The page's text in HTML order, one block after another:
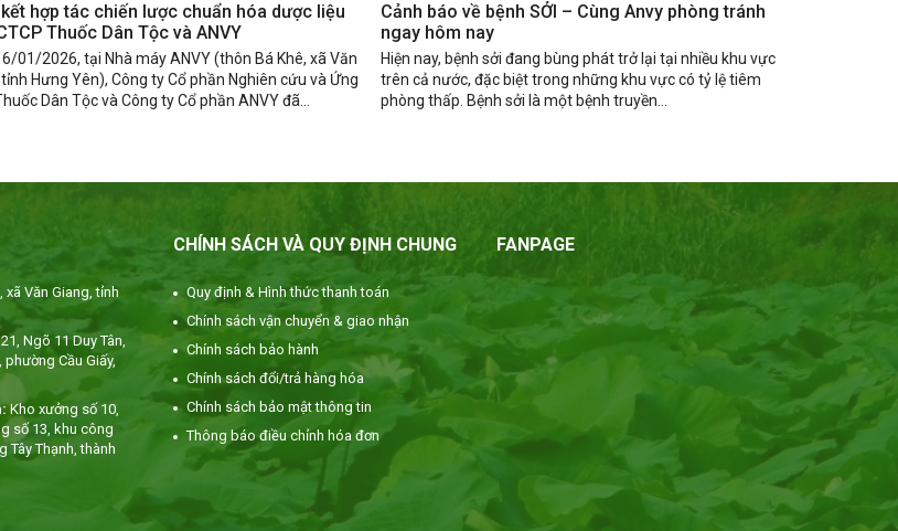
hợp tác chiến lược chuẩn hóa dược liệu
Thuốc Dân Tộc và ANVY
01/2026, tại Nhà máy ANVY (thôn Bá Khê, xã Văn
Hưng Yên), Công ty Cổ phần Nghiên cứu và Ứng
Dân Tộc và Công ty Cổ phần ANVY đã...
Cảnh báo về bệnh SỞI – Cùng Anvy phòng tránh
ngay hôm nay
Hiện nay, bệnh sởi đang bùng phát trở lại tại nhiều khu vực
trên cả nước, đặc biệt trong những khu vực có tỷ lệ tiêm
phòng thấp. Bệnh sởi là một bệnh truyền...
xã Văn Giang, tỉnh
Ngõ 11 Duy Tân,
phường Cầu Giấy,
Kho xưởng số 10,
số 13, khu công
Tây Thạnh, thành
CHÍNH SÁCH VÀ QUY ĐỊNH CHUNG
Quy định & Hình thức thanh toán
Chính sách vận chuyển & giao nhận
Chính sách bảo hành
Chính sách đổi/trả hàng hóa
Chính sách bảo mật thông tin
Thông báo điều chỉnh hóa đơn
FANPAGE